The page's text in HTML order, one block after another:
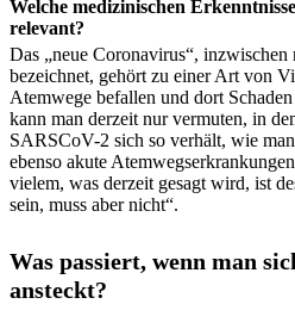
Welche medizinischen
relevant?
Das „neue Coronavirus“,
bezeichnet, gehört zu einer Art von
Atemwege befallen und dort
kann man derzeit nur vermuten, in
SARSCoV-2 sich so verhält, wie
ebenso akute
vielem, was derzeit gesagt wird, ist
sein, muss aber nicht“.
Was passiert, wenn man
ansteckt?